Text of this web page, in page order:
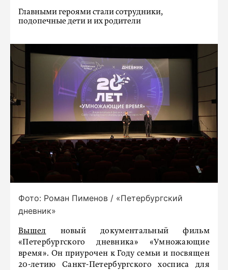
Главными героями стали сотрудники,
подопечные дети и их родители
Фото: Роман Пименов / «Петербургский
дневник»
Вышел новый документальный фильм
«Петербургского дневника» «Умножающие
время». Он приурочен к Году семьи и посвящен
20-летию Санкт-Петербургского хосписа для